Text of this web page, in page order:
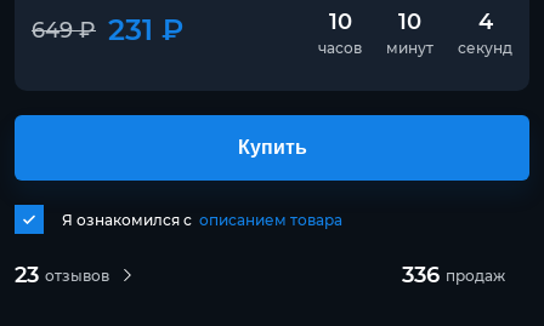
649 ₽ 231 ₽ 10
часов
10
минут
4
секунд
23 отзывов 336 продаж
Я ознакомился с описанием товара
Купить